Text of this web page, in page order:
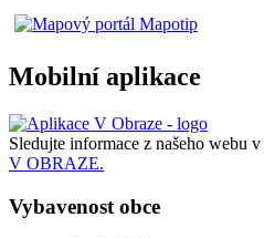
Mobilní aplikace
Sledujte informace z našeho webu v
V OBRAZE.
Vybavenost obce